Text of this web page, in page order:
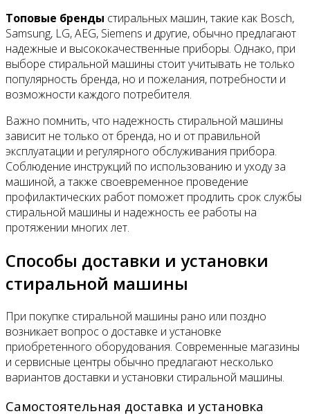
Топовые бренды стиральных машин, такие как Bosch,
Samsung, LG, AEG, Siemens и другие, обычно предлагают
надежные и высококачественные приборы. Однако, при
выборе стиральной машины стоит учитывать не только
популярность бренда, но и пожелания, потребности и
возможности каждого потребителя.
Важно помнить, что надежность стиральной машины
зависит не только от бренда, но и от правильной
эксплуатации и регулярного обслуживания прибора.
Соблюдение инструкций по использованию и уходу за
машиной, а также своевременное проведение
профилактических работ поможет продлить срок службы
стиральной машины и надежность ее работы на
протяжении многих лет.
Способы доставки и установки
стиральной машины
При покупке стиральной машины рано или поздно
возникает вопрос о доставке и установке
приобретенного оборудования. Современные магазины
и сервисные центры обычно предлагают несколько
вариантов доставки и установки стиральной машины.
Самостоятельная доставка и установка